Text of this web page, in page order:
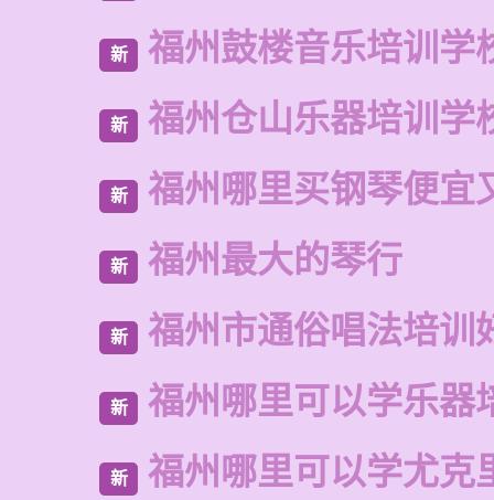
新 福州鼓楼音乐培训学
新 福州仓山乐器培训学
新 福州哪里买钢琴便宜
新 福州最大的琴行
新 福州市通俗唱法培训
新 福州哪里可以学乐器
新 福州哪里可以学尤克